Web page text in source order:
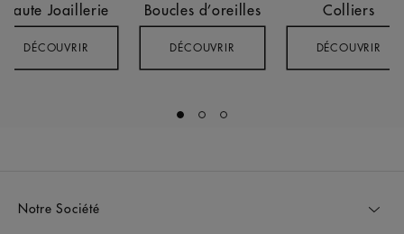
Haute Joaillerie
DÉCOUVRIR
Boucles d’oreilles
DÉCOUVRIR
Colliers
DÉCOUVRIR
Notre Société